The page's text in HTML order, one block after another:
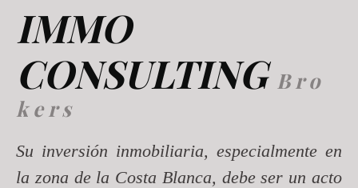
IMMO
CONSULTING B r o
k e r s
Su inversión inmobiliaria, especialmente en
la zona de la Costa Blanca, debe ser un acto